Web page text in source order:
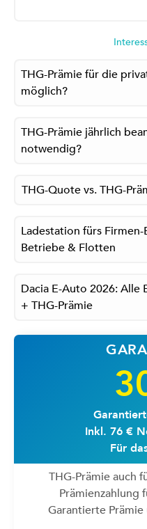
THG-Prämie für die
möglich?
THG-Prämie jährlich
notwendig?
THG-Quote vs. THG-
Ladestation fürs
Betriebe & Flotten
Dacia E-Auto 2026:
+ THG-Prämie
Inkl. 76 €
Für
THG-Prämie auch
Prämienzahlung
Garantierte